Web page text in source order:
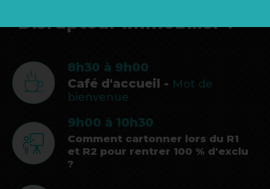
Disrupteur Immobilier ?
8h30 à 9h00
Café d'accueil - Mot de
bienvenue
9h00 à 10h30
Comment cartonner lors du R1
et R2 pour rentrer 100 % d'exclu
?